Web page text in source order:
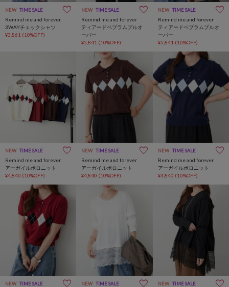
NEW TIME SALE
Remind me and forever
3WAYチェックシャツ
¥3,861 (10%OFF)
NEW TIME SALE
Remind me and forever
ティアードペプラムプルオ
ーバー
¥5,841 (10%OFF)
NEW TIME SALE
Remind me and forever
ティアードペプラムプルオ
ーバー
¥5,841 (10%OFF)
NEW TIME SALE
Remind me and forever
アーガイルポロニット
¥4,840 (10%OFF)
NEW TIME SALE
Remind me and forever
アーガイルポロニット
¥4,840 (10%OFF)
NEW TIME SALE
Remind me and forever
アーガイルポロニット
¥4,840 (10%OFF)
NEW TIME SALE NEW TIME SALE NEW TIME SALE